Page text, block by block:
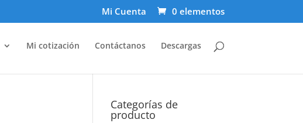
Mi Cuenta 0 elementos
Mi cotización Contáctanos Descargas
Categorías de
producto